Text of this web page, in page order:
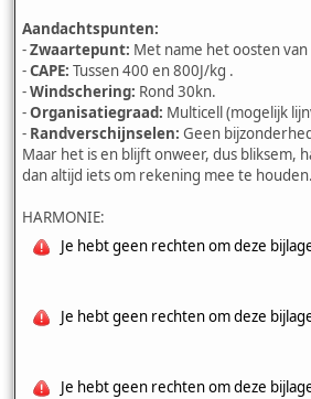
Aandachtspunten:
-Zwaartepunt: Met name het oosten
-CAPE: Tussen 400 en 800J/kg .
-Windschering: Rond 30kn.
-Organisatiegraad: Multicell (mogelijk
- Randverschijnselen: Geen
Maar het is en blijft onweer, dus bliksem,
dan altijd iets om rekening mee te houden.
HARMONIE:
Je hebt geen rechten om deze
Je hebt geen rechten om deze
Je hebt geen rechten om deze